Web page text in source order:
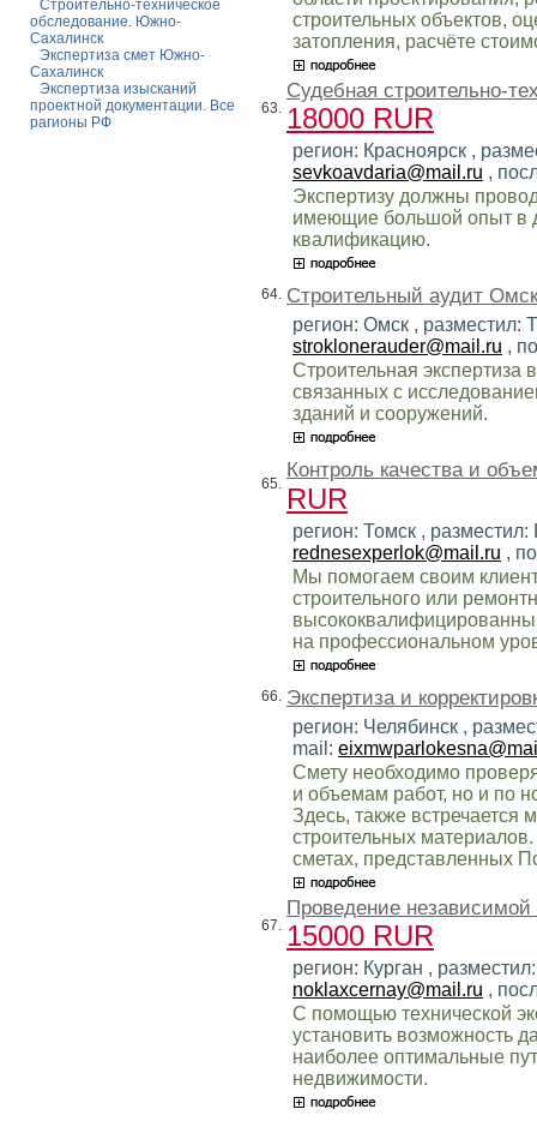
Строительно-техническое
обследование. Южно-
Сахалинск
Экспертиза смет Южно-
Сахалинск
Экспертиза изысканий
проектной документации. Все
рагионы РФ
строительных объектов,
затопления, расчёте
63.
Судебная строительно-
18000 RUR
регион: Красноярск ,
sevkoavdaria@mail.ru ,
Экспертизу должны
имеющие большой опыт в
квалификацию.
64. Строительный аудит
регион: Омск , разместил:
stroklonerauder@mail.ru ,
Строительная экспертиза
связанных с
зданий и сооружений.
65.
Контроль качества и
RUR
регион: Томск ,
rednesexperlok@mail.ru ,
Мы помогаем своим
строительного или
на профессиональном
66. Экспертиза и
регион: Челябинск ,
mail:
Смету необходимо
и объемам работ, но и по
Здесь, также
строительных
сметах, представленных
67.
Проведение независимой
15000 RUR
регион: Курган ,
noklaxcernay@mail.ru ,
С помощью технической
установить возможность
наиболее оптимальные
недвижимости.